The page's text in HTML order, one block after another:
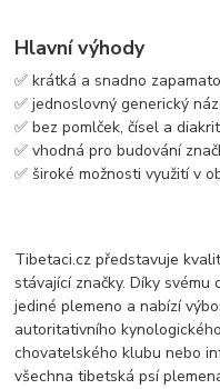
Hlavní výhody
✅ krátká a snadno
✅ jednoslovný generický
✅ bez pomlček, čísel a
✅ vhodná pro budování
✅ široké možnosti využití v
Tibetaci.cz představuje
stávající značky. Díky
jediné plemeno a nabízí
autoritativního
chovatelského klubu nebo
všechna tibetská psí